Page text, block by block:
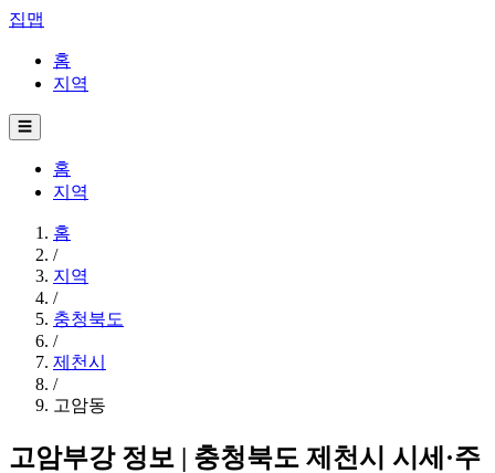
집맵
홈
지역
☰
홈
지역
홈
/
지역
/
충청북도
/
제천시
/
고암동
고암부강 정보 | 충청북도 제천시 시세·주